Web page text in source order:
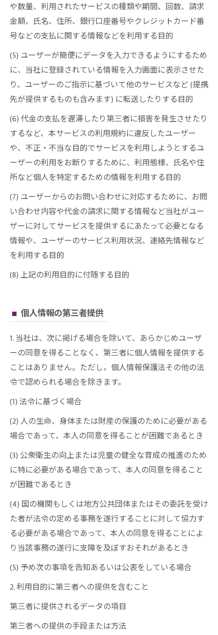
や数量、利用されたサービスの種類や期間、回数、請求
金額、氏名、住所、銀行口座番号やクレジットカード番
号などの支払に関する情報などを利用する目的
(5) ユーザーが簡便にデータを入力できるようにするため
に、当社に登録されている情報を入力画面に表示させた
り、ユーザーのご指示に基づいて他のサービスなど (提携
先が提供するものも含みます) に転送したりする目的
(6) 代金の支払を遅滞したり第三者に損害を発生させたり
するなど、本サービスの利用規約に違反したユーザー
や、不正・不当な目的でサービスを利用しようとするユ
ーザーの利用をお断りするために、利用態様、氏名や住
所など個人を特定するための情報を利用する目的
(7) ユーザーからのお問い合わせに対応するために、お問
い合わせ内容や代金の請求に関する情報など当社がユー
ザーに対してサービスを提供するにあたって必要となる
情報や、ユーザーのサービス利用状況、連絡先情報など
を利用する目的
(8) 上記の利用目的に付随する目的
個人情報の第三者提供
1. 当社は、次に掲げる場合を除いて、あらかじめユーザ
ーの同意を得ることなく、第三者に個人情報を提供する
ことはありません。ただし，個人情報保護法その他の法
令で認められる場合を除きます。
(1) 法令に基づく場合
(2) 人の生命、身体または財産の保護のために必要がある
場合であって、本人の同意を得ることが困難であるとき
(3) 公衆衛生の向上または児童の健全な育成の推進のため
に特に必要がある場合であって、本人の同意を得ること
が困難であるとき
(4) 国の機関もしくは地方公共団体またはその委託を受け
た者が法令の定める事務を遂行することに対して協力す
る必要がある場合であって、本人の同意を得ることによ
り当該事務の遂行に支障を及ぼすおそれがあるとき
(5) 予め次の事項を告知あるいは公表をしている場合
2. 利用目的に第三者への提供を含むこと
第三者に提供されるデータの項目
第三者への提供の手段または方法